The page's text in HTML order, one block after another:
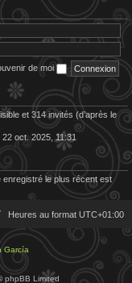
de moi
et 314 invités (d’après le
22 oct. 2025, 11:31
enregistré le plus récent est
Heures au format UTC+01:00
García
phpBB Limited